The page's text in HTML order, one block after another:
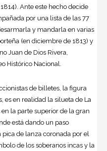
Ante este hecho decide
por una lista de las 77
y mandarla en varias
(en diciembre de 1813) y
Juan de Dios Rivera,
Histórico Nacional.
de billetes, la figura
es en realidad la silueta de La
en la parte superior de la gran
está dando un paso
de lanza coronada por el
de los soberanos incas y la